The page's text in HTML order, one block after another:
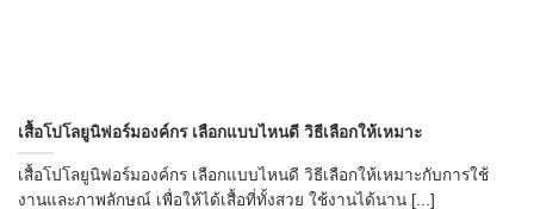
เสื้อโปโลยูนิฟอร์มองค์กร เลือกแบบไหนดี วิธีเลือกให้เหมาะ
เสื้อโปโลยูนิฟอร์มองค์กร เลือกแบบไหนดี วิธีเลือกให้เหมาะกับการใช้
งานและภาพลักษณ์ เพื่อให้ได้เสื้อที่ทั้งสวย ใช้งานได้นาน [...]